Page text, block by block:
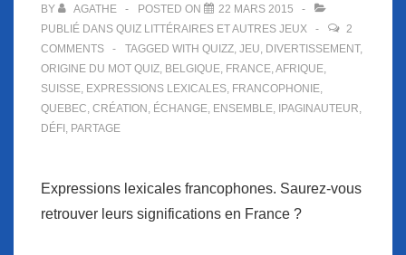
BY AGATHE POSTED ON
22 MARS 2015
PUBLIÉ DANS QUIZ LITTÉRAIRES ET AUTRES JEUX
2
COMMENTS
TAGGED WITH QUIZZ, JEU, DIVERTISSEMENT,
ORIGINE DU MOT QUIZ, BELGIQUE, FRANCE,AFRIQUE,
SUISSE, EXPRESSIONS LEXICALES, FRANCOPHONIE,
QUEBEC, CRÉATION , ÉCHANGE, ENSEMBLE, IPAGINAUTEUR,
DÉFI , PARTAGE
Expressions lexicales francophones. Saurez-vous
retrouver leurs significations en France ?